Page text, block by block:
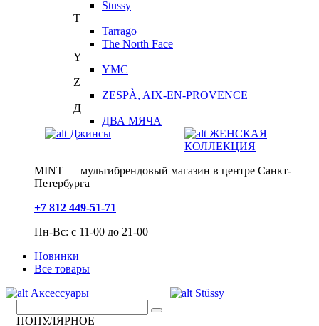
Stussy
T
Tarrago
The North Face
Y
YMC
Z
ZESPÀ, AIX-EN-PROVENCE
Д
ДВА МЯЧА
Джинсы
ЖЕНСКАЯ
КОЛЛЕКЦИЯ
MINT — мультибрендовый магазин в центре Санкт-
Петербурга
+7 812 449-51-71
Пн-Вс: с 11-00 до 21-00
Новинки
Все товары
Аксессуары
Stüssy
ПОПУЛЯРНОЕ